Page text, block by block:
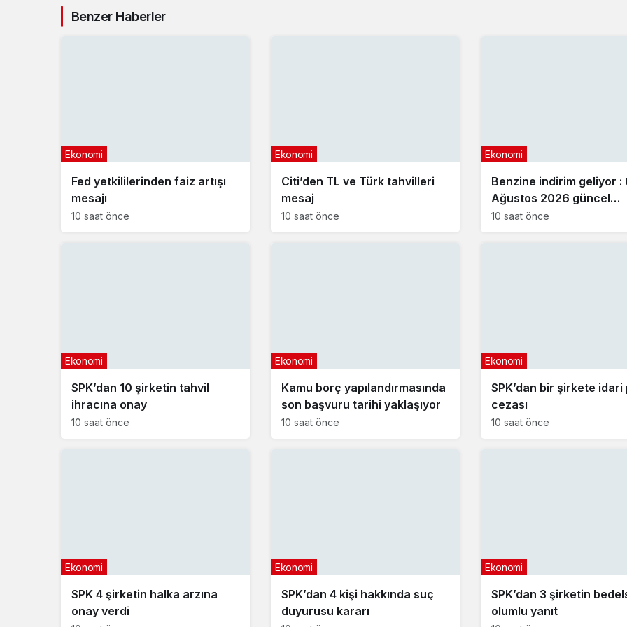
Benzer Haberler
Fed yetkililerinden faiz artışı
mesajı
Ekonomi
10 saat önce
Citi’den TL ve Türk tahvilleri
mesaj
Ekonomi
10 saat önce
Benzine indirim geliyor :
Ağustos 2026 güncel
akaryakıt fiyatları
Ekonomi
10 saat önce
SPK’dan 10 şirketin tahvil
ihracına onay
Ekonomi
10 saat önce
Kamu borç yapılandırmasında
son başvuru tarihi yaklaşıyor
Ekonomi
10 saat önce
SPK’dan bir şirkete idari
cezası
Ekonomi
10 saat önce
SPK 4 şirketin halka arzına
onay verdi
Ekonomi
SPK’dan 4 kişi hakkında suç
duyurusu kararı
Ekonomi
SPK’dan 3 şirketin
olumlu yanıt
Ekonomi